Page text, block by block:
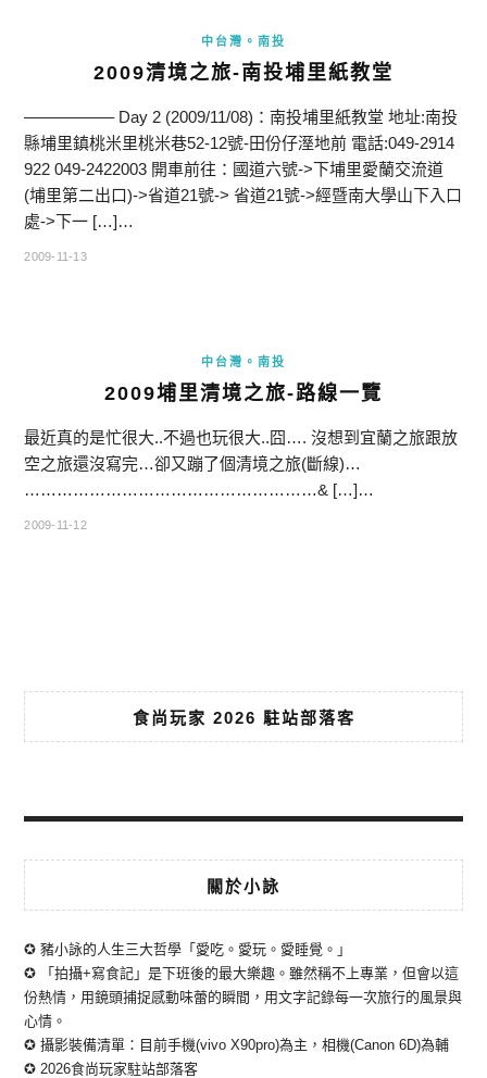
中台灣。南投
2009清境之旅-南投埔里紙教堂
—————– Day 2 (2009/11/08)：南投埔里紙教堂 地址:南投
縣埔里鎮桃米里桃米巷52-12號-田份仔溼地前 電話:049-2914
922 049-2422003 開車前往：國道六號->下埔里愛蘭交流道
(埔里第二出口)->省道21號-> 省道21號->經暨南大學山下入口
處->下一 […]…
2009-11-13
中台灣。南投
2009埔里清境之旅-路線一覽
最近真的是忙很大..不過也玩很大..囧…. 沒想到宜蘭之旅跟放
空之旅還沒寫完…卻又蹦了個清境之旅(斷線)…
………………………………………………& […]…
2009-11-12
食尚玩家 2026 駐站部落客
關於小詠
✪ 豬小詠的人生三大哲學「愛吃。愛玩。愛睡覺。」
✪ 「拍攝+寫食記」是下班後的最大樂趣。雖然稱不上專業，但會以這
份熱情，用鏡頭捕捉感動味蕾的瞬間，用文字記錄每一次旅行的風景與
心情。
✪ 攝影裝備清單：目前手機(vivo X90pro)為主，相機(Canon 6D)為輔
✪ 2026食尚玩家駐站部落客